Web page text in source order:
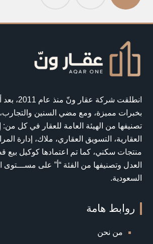
انطلقت شركة
بخبرات مميزة، ومع مضي السنين
تصنيفها من الهيئة العامة للعقار في كل من:
العقارية، التسويق العقاري، ملاك، إدارة
منتجات سكني، كما تم اعتمادها كوكيل بيع
العدل وتصنيفها من الفئة “أ” على مســـتوى
السعودية.
روابط هامة
من نحن